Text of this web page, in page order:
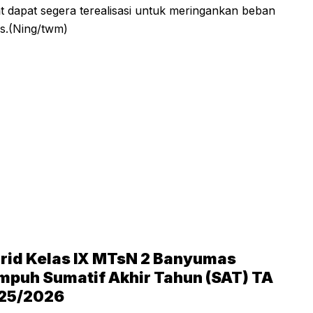
segera terealisasi untuk meringankan beban
twm)
Kelas IX MTsN 2 Banyumas
Sumatif Akhir Tahun (SAT) TA
2026